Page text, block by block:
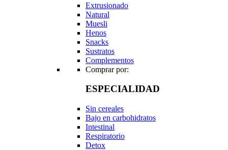
Extrusionado
Natural
Muesli
Henos
Snacks
Sustratos
Complementos
Comprar por:
ESPECIALIDAD
Sin cereales
Bajo en carbohidratos
Intestinal
Respiratorio
Detox